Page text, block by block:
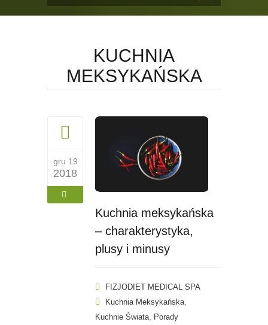
KUCHNIA
MEKSYKAŃSKA
gru 19
2018
Kuchnia meksykańska
– charakterystyka,
plusy i minusy
FIZJODIET MEDICAL SPA
Kuchnia Meksykańska
Kuchnie Świata
Porady